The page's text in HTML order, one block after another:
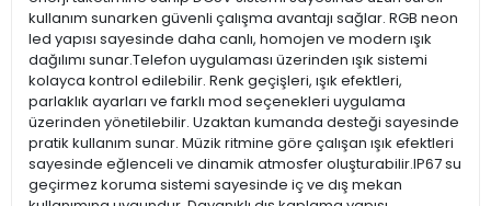
kullanım sunarken güvenli çalışma avantajı sağlar. RGB neon
led yapısı sayesinde daha canlı, homojen ve modern ışık
dağılımı sunar.Telefon uygulaması üzerinden ışık sistemi
kolayca kontrol edilebilir. Renk geçişleri, ışık efektleri,
parlaklık ayarları ve farklı mod seçenekleri uygulama
üzerinden yönetilebilir. Uzaktan kumanda desteği sayesinde
pratik kullanım sunar. Müzik ritmine göre çalışan ışık efektleri
sayesinde eğlenceli ve dinamik atmosfer oluşturabilir.IP67 su
geçirmez koruma sistemi sayesinde iç ve dış mekan